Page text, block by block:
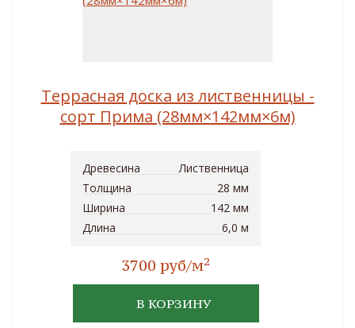
Террасная доска из лиственницы -
сорт Прима (28мм×142мм×6м)
Древесина
Лиственница
Толщина
28 мм
Ширина
142 мм
Длина
6,0 м
3700 руб/м2
В КОРЗИНУ